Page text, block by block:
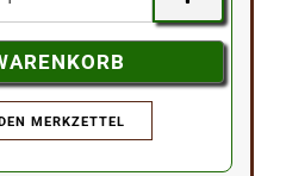
MERKZETTEL